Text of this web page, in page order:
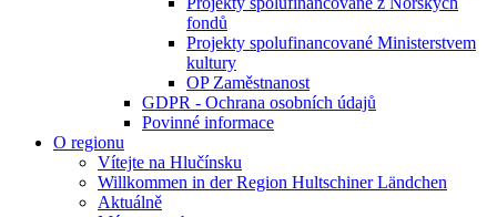
fondů
Projekty spolufinancované Ministerstvem
kultury
OP Zaměstnanost
GDPR - Ochrana osobních údajů
Povinné informace
O regionu
Vítejte na Hlučínsku
Willkommen in der Region Hultschiner Ländchen
Aktuálně